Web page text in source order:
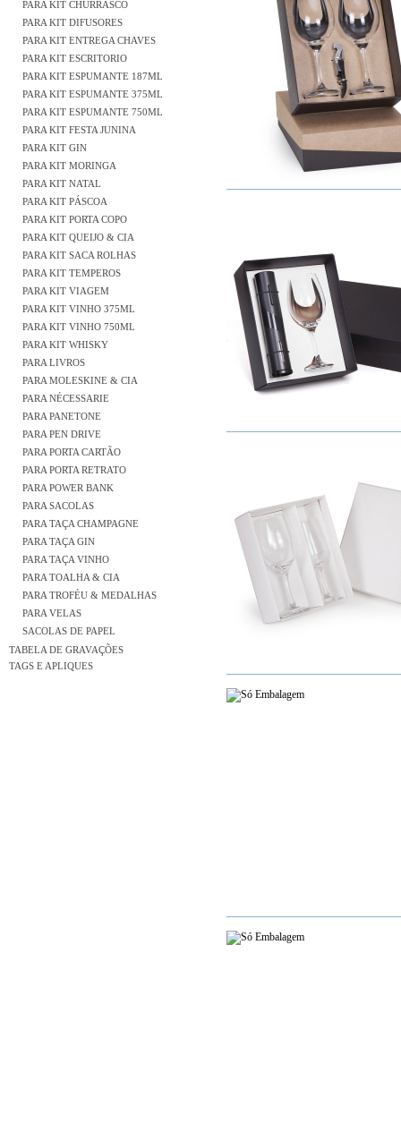
PARA KIT CHURRASCO
PARA KIT DIFUSORES
PARA KIT ENTREGA CHAVES
PARA KIT ESCRITORIO
PARA KIT ESPUMANTE 187ML
PARA KIT ESPUMANTE 375ML
PARA KIT ESPUMANTE 750ML
PARA KIT FESTA JUNINA
PARA KIT GIN
PARA KIT MORINGA
PARA KIT NATAL
PARA KIT PÁSCOA
PARA KIT PORTA COPO
PARA KIT QUEIJO & CIA
PARA KIT SACA ROLHAS
PARA KIT TEMPEROS
PARA KIT VIAGEM
PARA KIT VINHO 375ML
PARA KIT VINHO 750ML
PARA KIT WHISKY
PARA LIVROS
PARA MOLESKINE & CIA
PARA NÉCESSARIE
PARA PANETONE
PARA PEN DRIVE
PARA PORTA CARTÃO
PARA PORTA RETRATO
PARA POWER BANK
PARA SACOLAS
PARA TAÇA CHAMPAGNE
PARA TAÇA GIN
PARA TAÇA VINHO
PARA TOALHA & CIA
PARA TROFÉU & MEDALHAS
PARA VELAS
SACOLAS DE PAPEL
TABELA DE GRAVAÇÕES
TAGS E APLIQUES